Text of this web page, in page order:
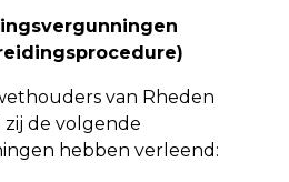
van Rheden
de volgende
hebben verleend: